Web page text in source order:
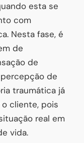
esta se
com
Nesta fase, é
de
de
de
traumática já
cliente, pois
real em
vida.